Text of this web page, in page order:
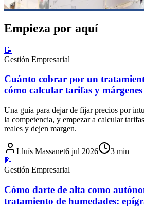
Empieza por aquí
📝
Gestión Empresarial
Cuánto cobrar por un
cómo calcular tarifas y
Una guía para dejar de fijar precios por
la competencia, y empezar a calcular
reales y dejen margen.
Lluís Massanet6 jul 2026 3 min
📝
Gestión Empresarial
Cómo darte de alta como
tratamiento de humedades: